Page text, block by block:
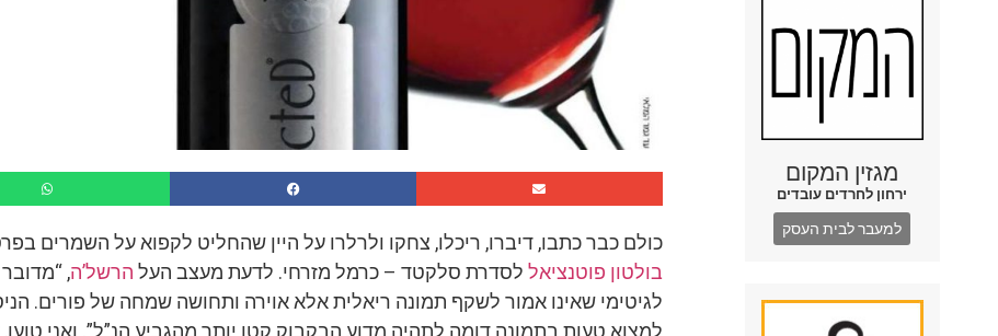
מגזין המקום
ירחון לחרדים עובדים
למעבר לבית העסק
כולם כבר כתבו, דיברו, ריכלו, צחקו ולרלרו על היין שהחליט לקפוא על השמרים
בולטון פוטנציאל לסדרת סלקטד – כרמל מזרחי. לדעת מעצב העל הרשל’ה,
לגיטימי שאינו אמור לשקף תמונה ריאלית אלא אוירה ותחושה שמחה של פורים.
למצוא טעות בתמונה דומה לתהיה מדוע הבקבוק קטן יותר מהגביע הנ”ל”. ואני